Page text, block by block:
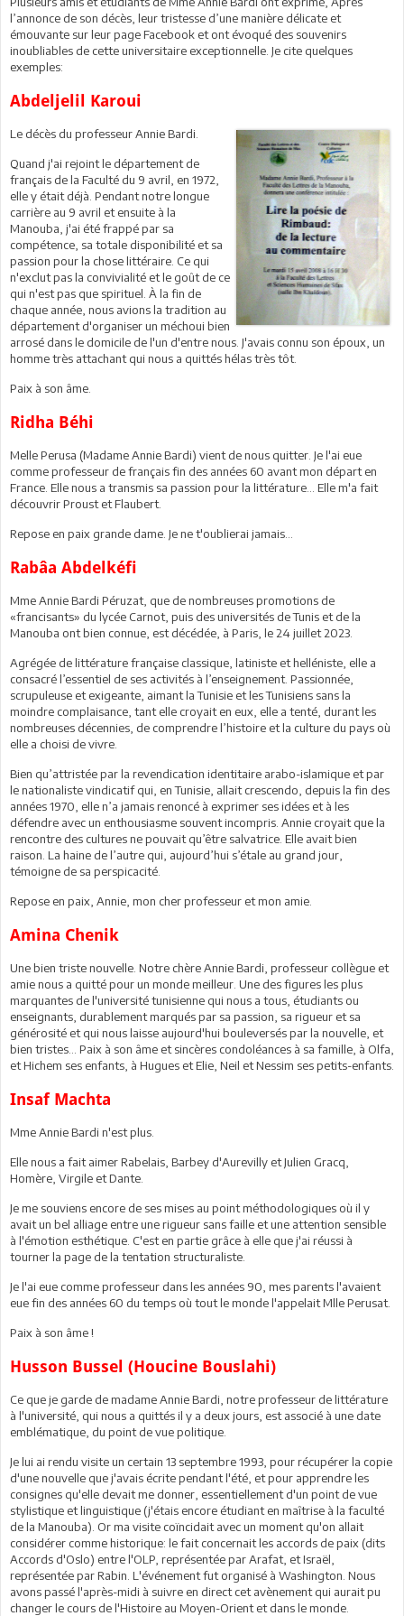
l’annonce de son décès, leur tristesse d’une manière délicate et
émouvante sur leur page Facebook et ont évoqué des souvenirs
inoubliables de cette universitaire exceptionnelle. Je cite quelques
exemples:
Abdeljelil Karoui
Le décès du professeur Annie Bardi.
Quand j'ai rejoint le département de
français de la Faculté du 9 avril, en 1972,
elle y était déjà. Pendant notre longue
carrière au 9 avril et ensuite à la
Manouba, j'ai été frappé par sa
compétence, sa totale disponibilité et sa
passion pour la chose littéraire. Ce qui
n'exclut pas la convivialité et le goût de ce
qui n'est pas que spirituel. À la fin de
chaque année, nous avions la tradition au
département d'organiser un méchoui bien
arrosé dans le domicile de l'un d'entre nous. J'avais connu son époux, un
homme très attachant qui nous a quittés hélas très tôt.
Paix à son âme.
Ridha Béhi
Melle Perusa (Madame Annie Bardi) vient de nous quitter. Je l'ai eue
comme professeur de français fin des années 60 avant mon départ en
France. Elle nous a transmis sa passion pour la littérature... Elle m'a fait
découvrir Proust et Flaubert.
Repose en paix grande dame. Je ne t'oublierai jamais...
Rabâa Abdelkéfi
Mme Annie Bardi Péruzat, que de nombreuses promotions de
«francisants» du lycée Carnot, puis des universités de Tunis et de la
Manouba ont bien connue, est décédée, à Paris, le 24 juillet 2023.
Agrégée de littérature française classique, latiniste et helléniste, elle a
consacré l’essentiel de ses activités à l’enseignement. Passionnée,
scrupuleuse et exigeante, aimant la Tunisie et les Tunisiens sans la
moindre complaisance, tant elle croyait en eux, elle a tenté, durant les
nombreuses décennies, de comprendre l’histoire et la culture du pays où
elle a choisi de vivre.
Bien qu’attristée par la revendication identitaire arabo-islamique et par
le nationaliste vindicatif qui, en Tunisie, allait crescendo, depuis la fin des
années 1970, elle n’a jamais renoncé à exprimer ses idées et à les
défendre avec un enthousiasme souvent incompris. Annie croyait que la
rencontre des cultures ne pouvait qu’être salvatrice. Elle avait bien
raison. La haine de l’autre qui, aujourd’hui s’étale au grand jour,
témoigne de sa perspicacité.
Repose en paix, Annie, mon cher professeur et mon amie.
Amina Chenik
Une bien triste nouvelle. Notre chère Annie Bardi, professeur collègue et
amie nous a quitté pour un monde meilleur. Une des figures les plus
marquantes de l'université tunisienne qui nous a tous, étudiants ou
enseignants, durablement marqués par sa passion, sa rigueur et sa
générosité et qui nous laisse aujourd'hui bouleversés par la nouvelle, et
bien tristes... Paix à son âme et sincères condoléances à sa famille, à Olfa,
et Hichem ses enfants, à Hugues et Elie, Neil et Nessim ses petits-enfants.
Insaf Machta
Mme Annie Bardi n'est plus.
Elle nous a fait aimer Rabelais, Barbey d'Aurevilly et Julien Gracq,
Homère, Virgile et Dante.
Je me souviens encore de ses mises au point méthodologiques où il y
avait un bel alliage entre une rigueur sans faille et une attention sensible
à l'émotion esthétique. C'est en partie grâce à elle que j'ai réussi à
tourner la page de la tentation structuraliste.
Je l'ai eue comme professeur dans les années 90, mes parents l'avaient
eue fin des années 60 du temps où tout le monde l'appelait Mlle Perusat.
Paix à son âme !
Husson Bussel (Houcine Bouslahi)
Ce que je garde de madame Annie Bardi, notre professeur de littérature
à l'université, qui nous a quittés il y a deux jours, est associé à une date
emblématique, du point de vue politique.
Je lui ai rendu visite un certain 13 septembre 1993, pour récupérer la copie
d'une nouvelle que j'avais écrite pendant l'été, et pour apprendre les
consignes qu'elle devait me donner, essentiellement d'un point de vue
stylistique et linguistique (j'étais encore étudiant en maîtrise à la faculté
de la Manouba). Or ma visite coïncidait avec un moment qu'on allait
considérer comme historique: le fait concernait les accords de paix (dits
Accords d'Oslo) entre l'OLP, représentée par Arafat, et Israël,
représentée par Rabin. L'événement fut organisé à Washington. Nous
avons passé l'après-midi à suivre en direct cet avènement qui aurait pu
changer le cours de l'Histoire au Moyen-Orient et dans le monde.